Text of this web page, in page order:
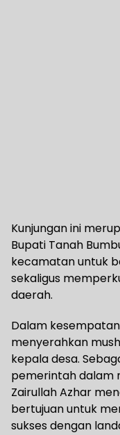
Kunjungan ini
Bupati Tanah
kecamatan untuk
sekaligus
daerah.
Dalam
menyerahkan
kepala desa.
pemerintah dalam
Zairullah Azhar
bertujuan untuk
sukses dengan